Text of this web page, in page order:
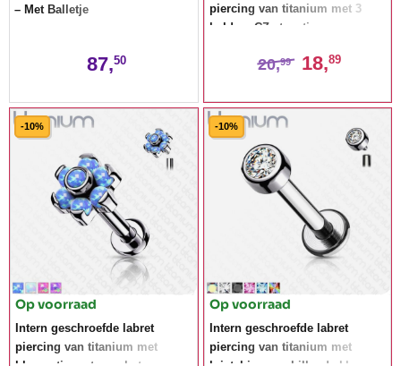
– Met Balletje
87,50
piercing van titanium met 3
heldere CZ steentjes
20,99 18,89
-10%
Op voorraad
Intern geschroefde labret
piercing van titanium met
-10%
Op voorraad
Intern geschroefde labret
piercing van titanium met